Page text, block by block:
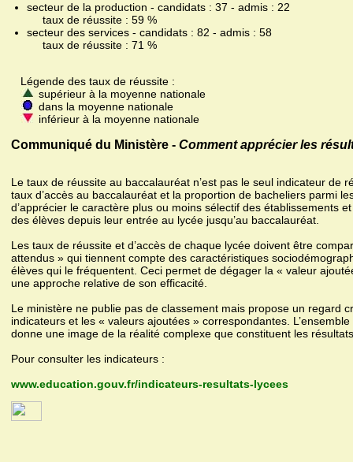
secteur de la production - candidats : 37 - admis : 22
taux de réussite : 59 %
secteur des services - candidats : 82 - admis : 58
taux de réussite : 71 %
Légende des taux de réussite :
supérieur à la moyenne nationale
dans la moyenne nationale
inférieur à la moyenne nationale
Communiqué du Ministère - Comment apprécier les
Le taux de réussite au baccalauréat n’est pas le seul indicateur de
taux d’accès au baccalauréat et la proportion de bacheliers parmi
d’apprécier le caractère plus ou moins sélectif des établissements
des élèves depuis leur entrée au lycée jusqu’au baccalauréat.
Les taux de réussite et d’accès de chaque lycée doivent être
attendus » qui tiennent compte des caractéristiques
élèves qui le fréquentent. Ceci permet de dégager la « valeur
une approche relative de son efficacité.
Le ministère ne publie pas de classement mais propose un regard
indicateurs et les « valeurs ajoutées » correspondantes.
donne une image de la réalité complexe que constituent les
Pour consulter les indicateurs :
www.education.gouv.fr/indicateurs-resultats-lycees